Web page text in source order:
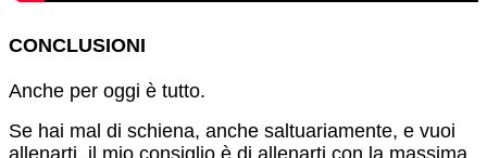
CONCLUSIONI
Anche per oggi è tutto.
Se hai mal di schiena, anche saltuariamente, e vuoi